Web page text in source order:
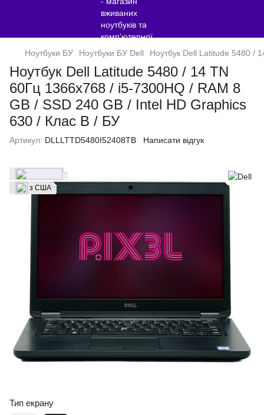
Ноутбуки БУ Ноутбуки БУ Dell Ноутбук Dell Latitude 5480 /
Ноутбук Dell Latitude 5480 / 14 TN
60Гц 1366x768 / i5-7300HQ / RAM 8
GB / SSD 240 GB / Intel HD Graphics
630 / Клас B / БУ
Артикул: DLLLTTD5480I52408TB Написати відгук
з США
Тип екрану